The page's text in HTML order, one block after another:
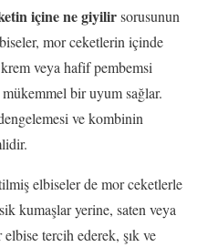
içine ne giyilirsorusunun
mor ceketlerin içinde
veya hafif pembemsi
bir uyum sağlar.
ve kombinin
elbiseler de mor ceketlerle
kumaşlar yerine, saten veya
tercih ederek, şık ve